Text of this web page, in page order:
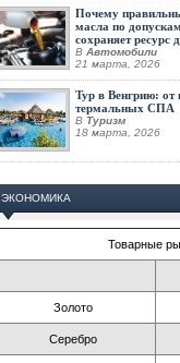
Почему
масла по
сохраняет ресурс
В Автомобили
21 марта, 2026
Тур в Венгрию: от
термальных СПА
В Туризм
18 марта, 2026
ЭКОНОМИКА
Товарные
Золото
Серебро